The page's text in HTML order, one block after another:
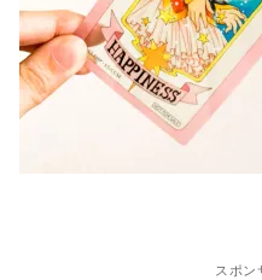
スポン